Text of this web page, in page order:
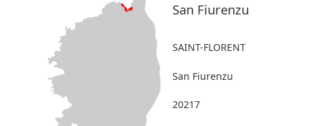
San Fiurenzu
SAINT-FLORENT
San Fiurenzu
20217